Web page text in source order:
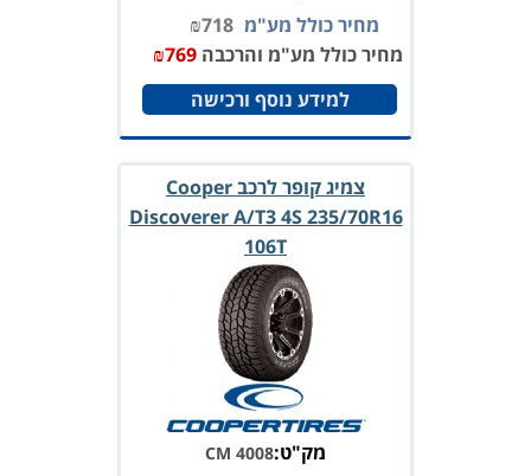
מחיר כולל מע"מ ₪718
מחיר כולל מע"מ והרכבה
₪769
למידע נוסף ורכישה
צמיג קופר לרכב Cooper
Discoverer A/T3 4S 235/70R16
106T
מק"ט:CM 4008